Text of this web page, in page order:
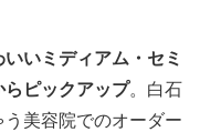
いミディアム・セミ
らピックアップ。白石
美容院でのオーダー